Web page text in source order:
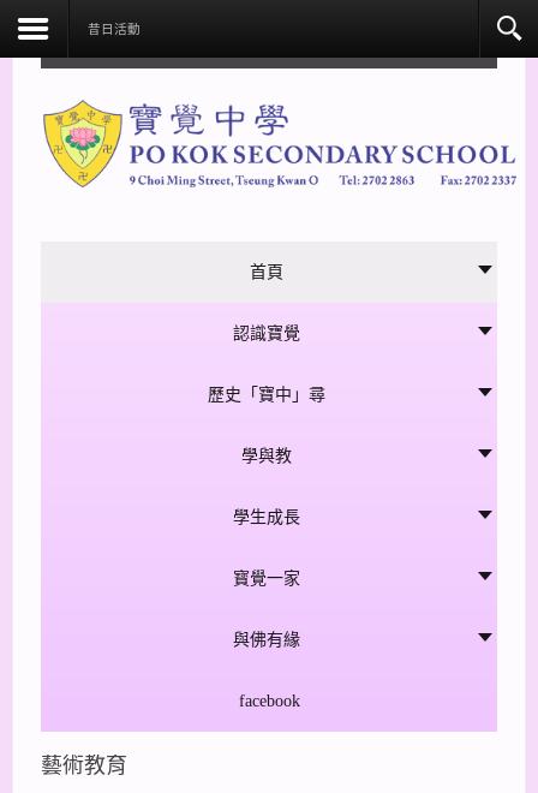
昔日活動
首頁
認識寶覺
歷史「寶中」尋
學與教
學生成長
寳覺一家
與佛有緣
facebook
藝術教育